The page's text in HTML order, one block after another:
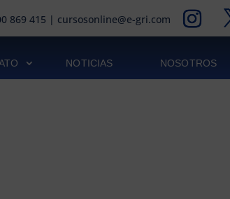
869 415 | cursosonline@e-gri.com
NOTICIAS NOSOTROS